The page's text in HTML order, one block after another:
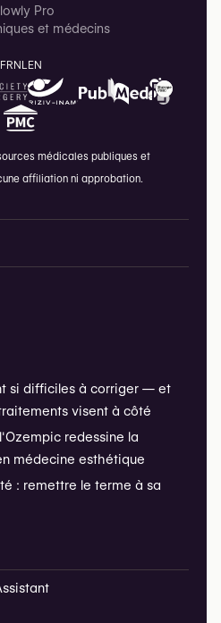
Pro
et médecins
FRNL EN
médicales publiques et
affiliation ni approbation.
si difficiles à corriger — et
visent à côté
redessine la
médecine esthétique
: remettre le terme à sa